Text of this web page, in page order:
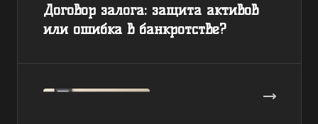
Договор залога: защита активов
или ошибка в банкротстве?